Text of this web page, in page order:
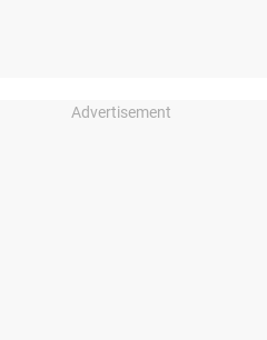
Advertisement